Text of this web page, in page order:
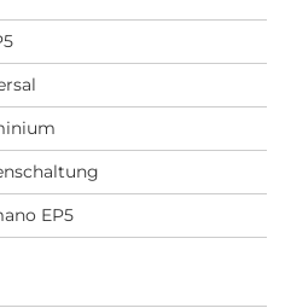
EP5